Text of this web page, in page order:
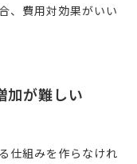
、費用対効果がいい
加が難しい
仕組みを作らなけれ